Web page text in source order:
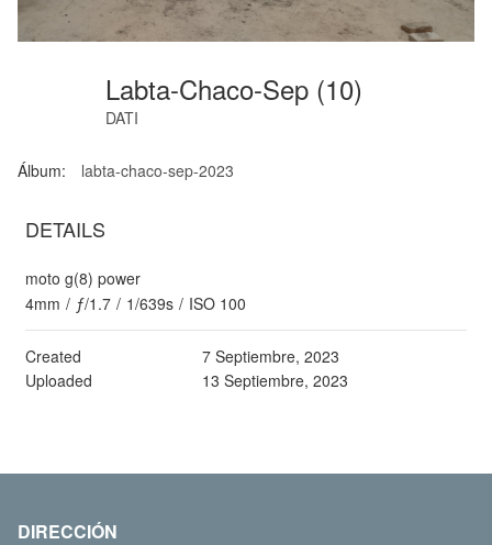
Labta-Chaco-Sep (10)
DATI
Álbum: labta-chaco-sep-2023
DETAILS
moto g(8) power
4mm / ƒ/1.7 / 1/639s / ISO 100
Created
7 Septiembre, 2023
Uploaded
13 Septiembre, 2023
DIRECCIÓN